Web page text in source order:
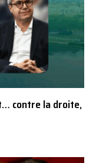
contre la droite,